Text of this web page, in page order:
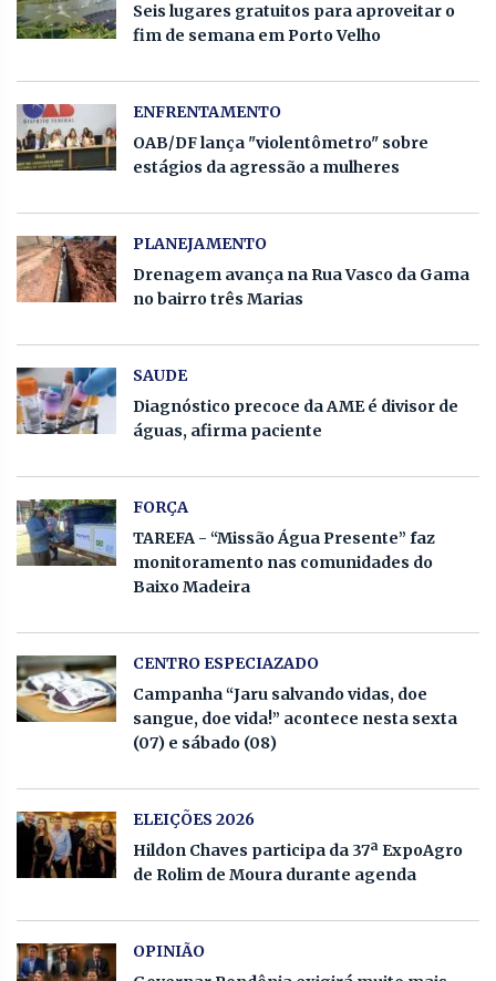
Seis lugares gratuitos para aproveitar o
fim de semana em Porto Velho
ENFRENTAMENTO
OAB/DF lança "violentômetro" sobre
estágios da agressão a mulheres
PLANEJAMENTO
Drenagem avança na Rua Vasco da Gama
no bairro três Marias
SAUDE
Diagnóstico precoce da AME é divisor de
águas, afirma paciente
FORÇA
TAREFA - “Missão Água Presente” faz
monitoramento nas comunidades do
Baixo Madeira
CENTRO ESPECIAZADO
Campanha “Jaru salvando vidas, doe
sangue, doe vida!” acontece nesta sexta
(07) e sábado (08)
ELEIÇÕES 2026
Hildon Chaves participa da 37ª ExpoAgro
de Rolim de Moura durante agenda
OPINIÃO